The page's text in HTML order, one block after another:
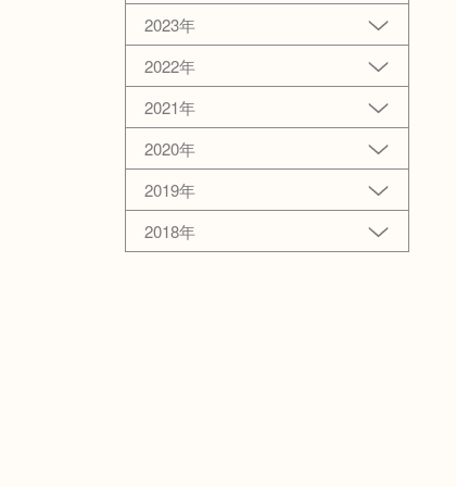
2023年
2022年
2021年
2020年
2019年
2018年